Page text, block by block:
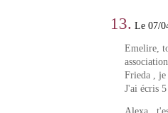
13. Le 07/
Emelire,
Frieda , je
J'ai écris